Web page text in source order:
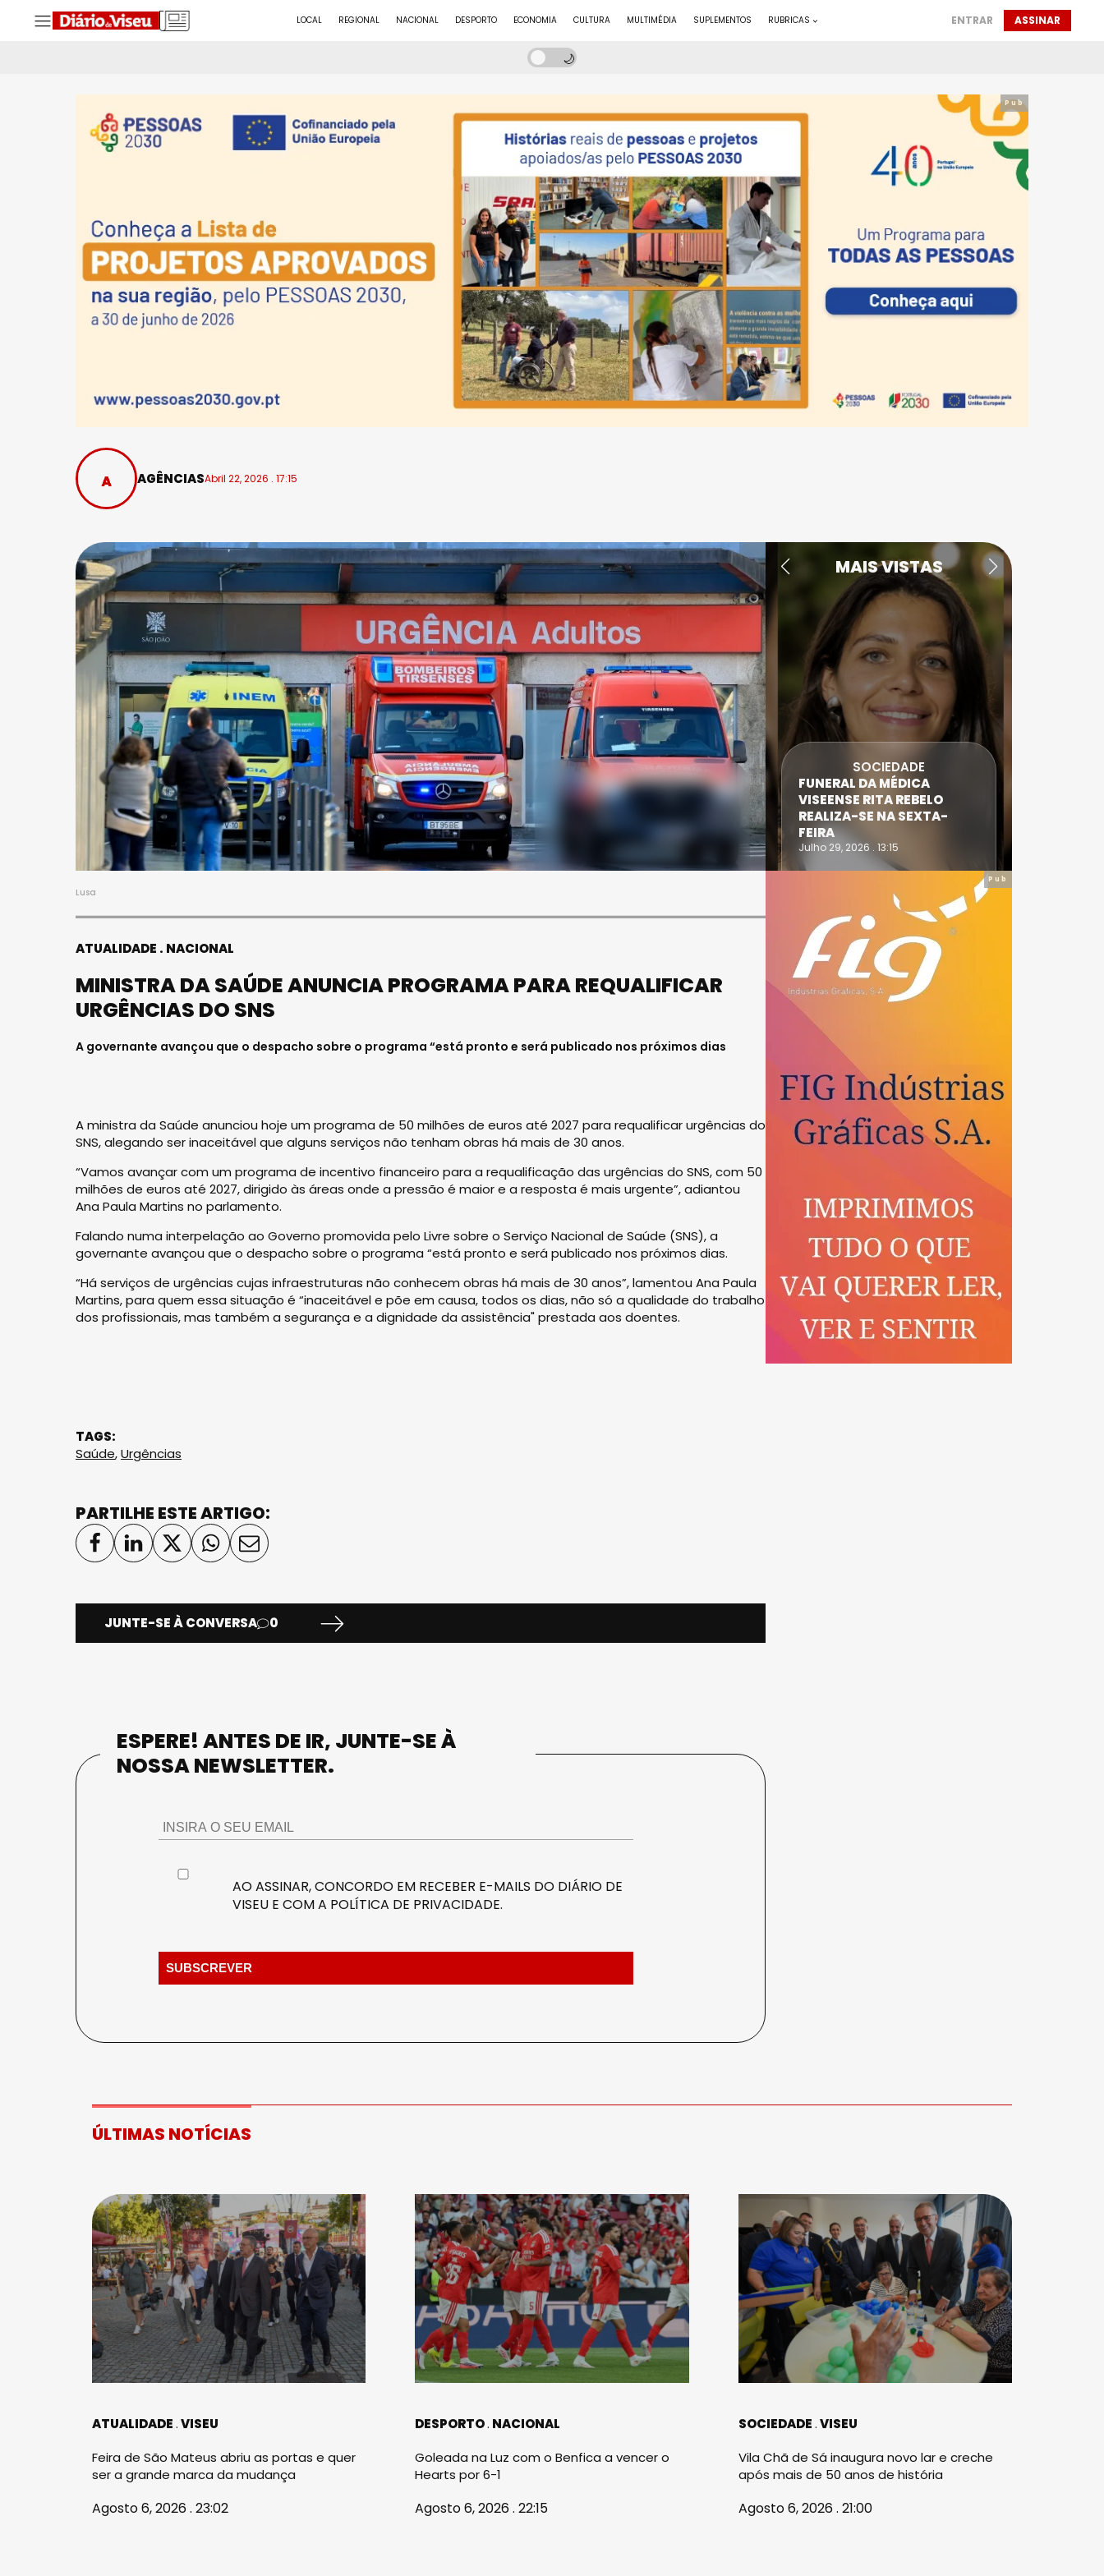
LOCAL REGIONAL NACIONAL DESPORTO ECONOMIA CULTURA MULTIMÉDIA SUPLEMENTOS RUBRICAS ENTRAR ASSINAR
Pub
AGÊNCIASAbril 22, 2026 . 17:15
Lusa
ATUALIDADE NACIONAL
MINISTRA DA SAÚDE ANUNCIA PROGRAMA PARA REQUALIFICAR
URGÊNCIAS DO SNS
A governante avançou que o despacho sobre o programa “está pronto e será publicado nos próximos dias
A ministra da Saúde anunciou hoje um programa de 50 milhões de euros até 2027 para requalificar urgências do
SNS, alegando ser inaceitável que alguns serviços não tenham obras há mais de 30 anos.
“Vamos avançar com um programa de incentivo financeiro para a requalificação das urgências do SNS, com 50
milhões de euros até 2027, dirigido às áreas onde a pressão é maior e a resposta é mais urgente”, adiantou
Ana Paula Martins no parlamento.
Falando numa interpelação ao Governo promovida pelo Livre sobre o Serviço Nacional de Saúde (SNS), a
governante avançou que o despacho sobre o programa “está pronto e será publicado nos próximos dias.
“Há serviços de urgências cujas infraestruturas não conhecem obras há mais de 30 anos”, lamentou Ana Paula
Martins, para quem essa situação é “inaceitável e põe em causa, todos os dias, não só a qualidade do trabalho
dos profissionais, mas também a segurança e a dignidade da assistência" prestada aos doentes.
TAGS:
Saúde,Urgências
PARTILHE ESTE ARTIGO:
JUNTE-SE À CONVERSA 0
ESPERE! ANTES DE IR, JUNTE-SE À
NOSSA NEWSLETTER.
AO ASSINAR, CONCORDO EM RECEBER E-MAILS DO DIÁRIO DE
VISEU E COM A POLÍTICA DE PRIVACIDADE.
MAIS VISTAS
SOCIEDADE
FALECEU PAULA ALMEIDA,
JOVEM ENFERMEIRA NO
HOSPITAL DE VISEU
SOCIEDADE
FUNERAL DA MÉDICA
VISEENSE RITA REBELO
REALIZA-SE NA SEXTA-
FEIRA
Julho 29, 2026 . 13:15
Pub
ÚLTIMAS NOTÍCIAS
ATUALIDADE VISEU
Feira de São Mateus abriu as portas e quer
ser a grande marca da mudança
Agosto 6, 2026 . 23:02
DESPORTO NACIONAL
Goleada na Luz com o Benfica a vencer o
Hearts por 6-1
Agosto 6, 2026 . 22:15
SOCIEDADE VISEU
Vila Chã de Sá inaugura novo lar e creche
após mais de 50 anos de história
Agosto 6, 2026 . 21:00